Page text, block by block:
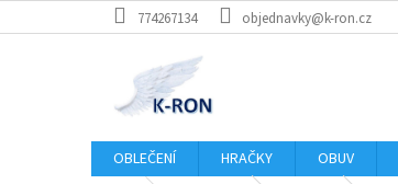
na
774267134 objednavky@k-ron.cz
OBLEČENÍ HRAČKY OBUV